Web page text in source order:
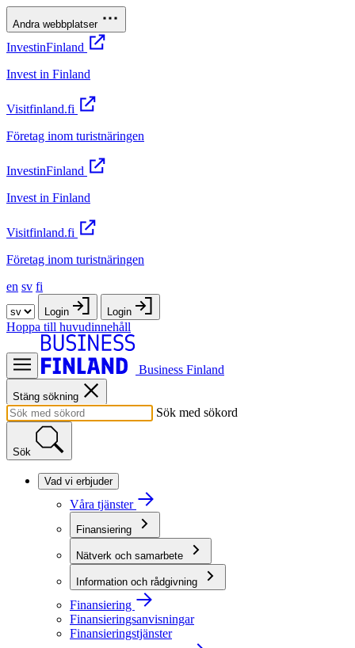
Andra webbplatser
InvestinFinland
Invest in Finland
Visitfinland.fi
Företag inom turistnäringen
InvestinFinland
Invest in Finland
Visitfinland.fi
Företag inom turistnäringen
en sv fi
Login Login
Hoppa till huvudinnehåll
Business Finland
Stäng sökning
Sök med sökord
Sök
Vad vi erbjuder
Våra tjänster
Finansiering
Nätverk och samarbete
Information och rådgivning
Finansiering
Finansieringsanvisningar
Finansieringstjänster